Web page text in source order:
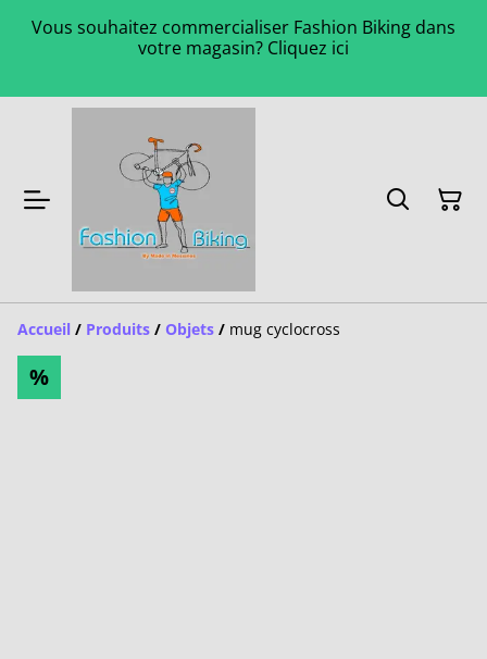
Vous souhaitez commercialiser Fashion Biking dans
votre magasin? Cliquez ici
Accueil / Produits / Objets / mug cyclocross
%